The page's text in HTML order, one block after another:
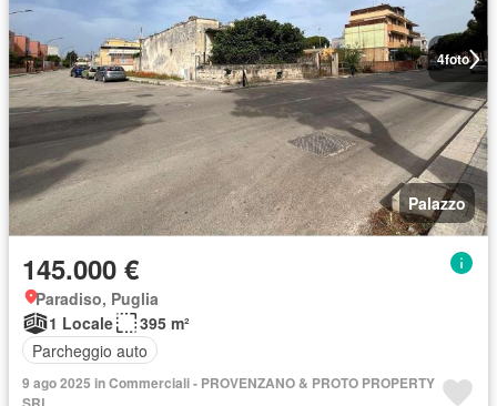
4foto
Palazzo
145.000 €
Paradiso, Puglia
1 Locale
395 m²
Parcheggio auto
9 ago 2025 in Commerciali - PROVENZANO & PROTO PROPERTY